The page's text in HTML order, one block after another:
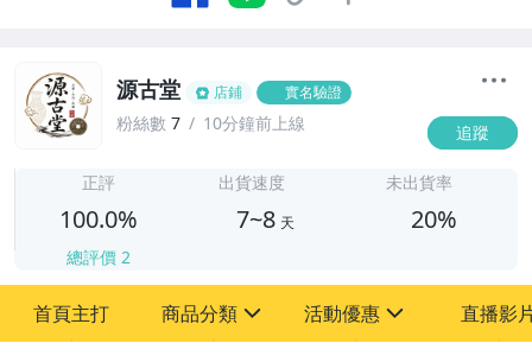
源古堂 店鋪 實名驗證
粉絲數 7 10分鐘前上線 追蹤
正評
100.0%
總評價 2
出貨速度
7~8 天
未出貨率
20%
首頁主打 商品分類 活動優惠 直播影